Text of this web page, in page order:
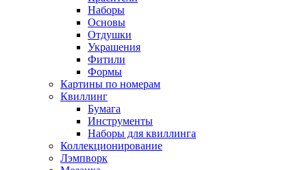
Наборы
Основы
Отдушки
Украшения
Фитили
Формы
Картины по номерам
Квиллинг
Бумага
Инструменты
Наборы для квиллинга
Коллекционирование
Лэмпворк